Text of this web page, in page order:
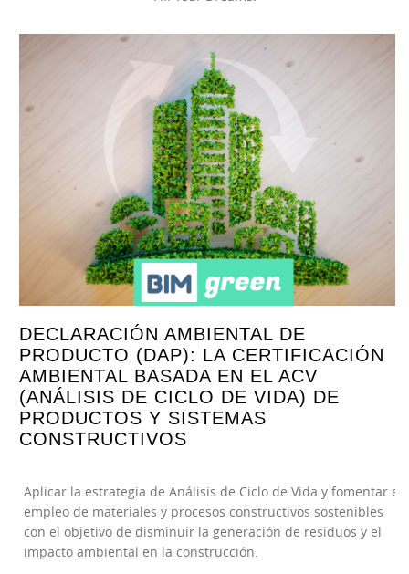
DECLARACIÓN AMBIENTAL DE
PRODUCTO (DAP): LA CERTIFICACIÓN
AMBIENTAL BASADA EN EL ACV
(ANÁLISIS DE CICLO DE VIDA) DE
PRODUCTOS Y SISTEMAS
CONSTRUCTIVOS
Aplicar la estrategia de Análisis de Ciclo de Vida y fomentar el
empleo de materiales y procesos constructivos sostenibles
con el objetivo de disminuir la generación de residuos y el
impacto ambiental en la construcción.